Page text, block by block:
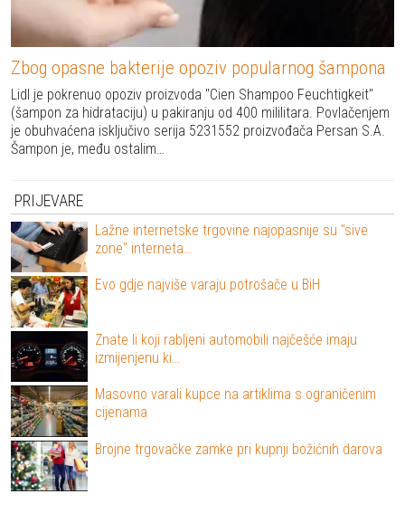
Zbog opasne bakterije opoziv popularnog šampona
Lidl je pokrenuo opoziv proizvoda "Cien Shampoo Feuchtigkeit"
(šampon za hidrataciju) u pakiranju od 400 mililitara. Povlačenjem
je obuhvaćena isključivo serija 5231552 proizvođača Persan S.A.
Šampon je, među ostalim…
PRIJEVARE
Lažne internetske trgovine najopasnije su "sive
zone" interneta…
Evo gdje najviše varaju potrošače u BiH
Znate li koji rabljeni automobili najčešće imaju
izmijenjenu ki…
Masovno varali kupce na artiklima s ograničenim
cijenama
Brojne trgovačke zamke pri kupnji božićnih darova